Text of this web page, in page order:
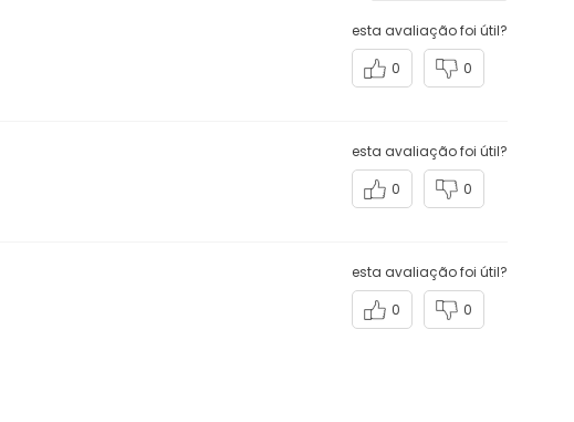
esta avaliação foi útil?
0
0
esta avaliação foi útil?
0
0
esta avaliação foi útil?
0
0